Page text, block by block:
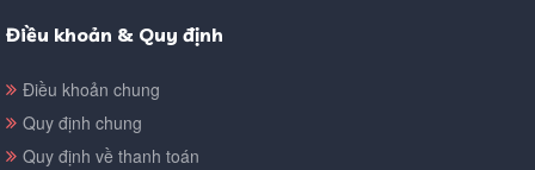
Điều khoản & Quy định
Điều khoản chung
Quy định chung
Quy định về thanh toán